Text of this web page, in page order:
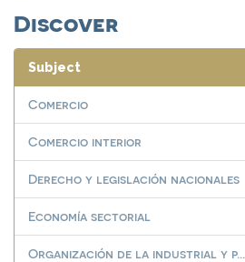
Discover
Subject
Comercio
Comercio interior
Derecho y legislación nacionales
Economía sectorial
Organización de la industrial y p...